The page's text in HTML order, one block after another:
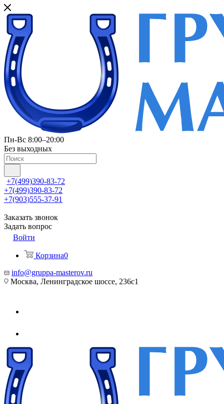
Пн-Вс 8:00–20:00
Без выходных
+7(499)390-83-72
+7(499)390-83-72
+7(903)555-37-91
Заказать звонок
Задать вопрос
Войти
Корзина0
info@gruppa-masterov.ru
Москва, Ленинградское шоссе, 236с1